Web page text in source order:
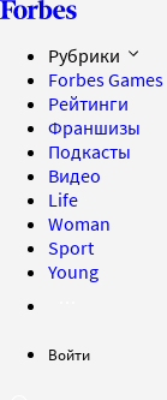
Рубрики
Forbes Games
Рейтинги
Франшизы
Подкасты
Видео
Life
Woman
Sport
Young
Войти